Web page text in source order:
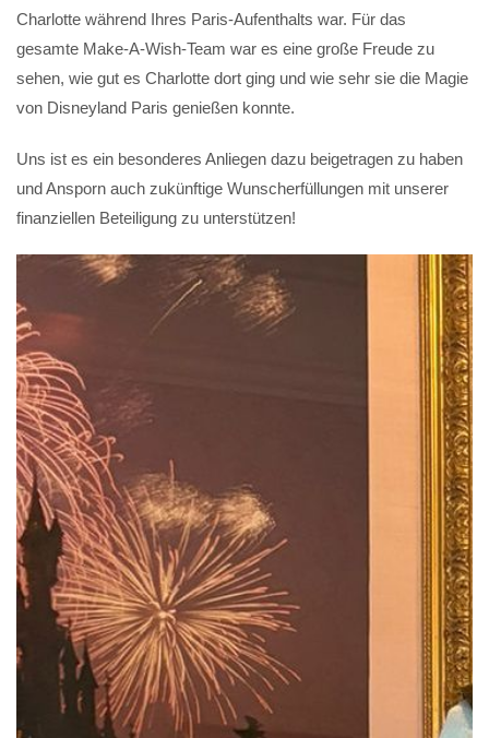
Charlotte während Ihres Paris-Aufenthalts war. Für das
gesamte Make-A-Wish-Team war es eine große Freude zu
sehen, wie gut es Charlotte dort ging und wie sehr sie die Magie
von Disneyland Paris genießen konnte.
Uns ist es ein besonderes Anliegen dazu beigetragen zu haben
und Ansporn auch zukünftige Wunscherfüllungen mit unserer
finanziellen Beteiligung zu unterstützen!